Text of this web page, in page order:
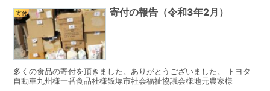
寄付 寄付の報告（令和3年2月）
多くの食品の寄付を頂きました。ありがとうございました。 トヨタ
自動車九州様一番食品社様飯塚市社会福祉協議会様地元農家様